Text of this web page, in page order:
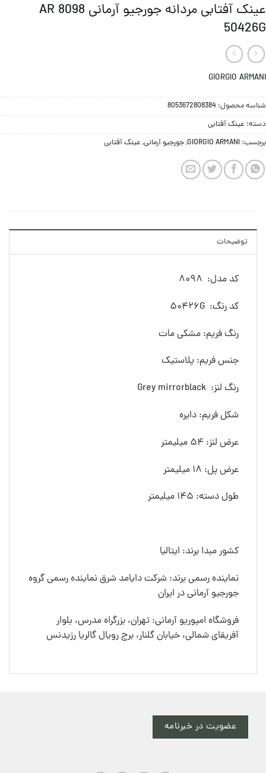
عینک آفتابی مردانه جورجیو آرمانی AR 8098
50426G
GIORGIO ARMANI
شناسه محصول: 8053672808384
دسته: عینک آفتابی
برچسب: GIORGIO ARMANI
,جورجیو آرمانی, عینک آفتابی
توضیحات
کد مدل: 8098
کد رنگ: 50426G
رنگ فريم: مشکی مات
جنس فريم: پلاستیک
رنگ لنز: Grey mirrorblack
شکل فريم: دایره
عرض لنز: 54 ميليمتر
عرض پل: 18 ميليمتر
طول دسته: 145 ميليمتر
کشور مبدا برند: ایتالیا
نماینده رسمی برند: شرکت دایامد شرق نماینده رسمی گروه
جورجیو آرمانی در ایران
فروشگاه امپوریو آرمانی: تهران، بزرگراه مدرس، بلوار
آفریقای شمالی، خیابان گلنار، برج رویال گالریا رزیدنس
عضویت در خبرنامه